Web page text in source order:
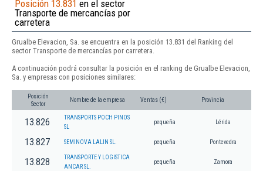
Posición 13.831 en el sector
Transporte de mercancías por
carretera
Grualbe Elevacion, Sa. se encuentra en la posición 13.831 del Ranking del
sector Transporte de mercancías por carretera.
A continuación podrá consultar la posición en el ranking de Grualbe Elevacion,
Sa. y empresas con posiciones similares:
Posición
Sector
Nombre de la empresa Ventas (€) Provincia
13.826
TRANSPORTS POCH PINOS
SL
pequeña Lérida
13.827 SEMINOVA LALIN SL. pequeña Pontevedra
13.828
TRANSPORTE Y LOGISTICA
ANCAR SL.
pequeña Zamora